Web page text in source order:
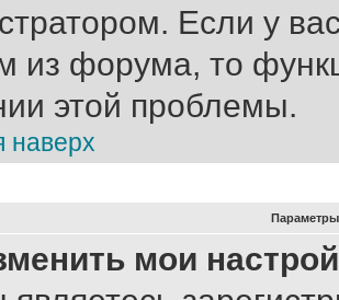
Если у
из форума, то
этой проблемы.
наверх
Параметры
мои